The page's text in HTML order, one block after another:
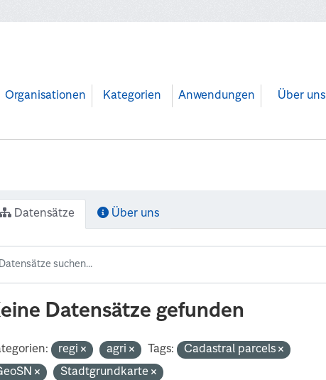
Organisationen Kategorien Anwendungen Über uns
Datensätze Über uns
Datensätze gefunden
regi agri Tags:
Cadastral parcels
Stadtgrundkarte